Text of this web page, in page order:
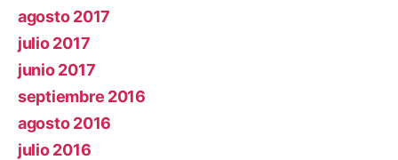
agosto 2017
julio 2017
junio 2017
septiembre 2016
agosto 2016
julio 2016